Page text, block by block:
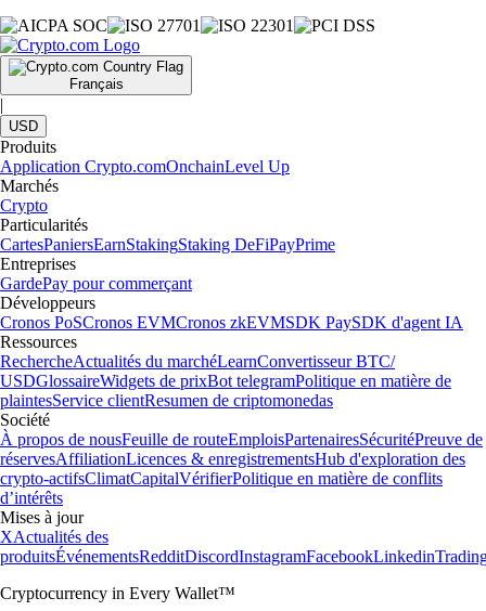
Français
|
USD
Produits
Application Crypto.comOnchainLevel Up
Marchés
Crypto
Particularités
CartesPaniersEarnStakingStaking DeFiPayPrime
Entreprises
GardePay pour commerçant
Développeurs
Cronos PoSCronos EVMCronos zkEVMSDK PaySDK d'agent IA
Ressources
RechercheActualités du marchéLearnConvertisseur BTC/
USDGlossaireWidgets de prixBot telegramPolitique en matière de
plaintesService clientResumen de criptomonedas
Société
À propos de nousFeuille de routeEmploisPartenairesSécuritéPreuve de
réservesAffiliationLicences & enregistrementsHub d'exploration des
crypto-actifsClimatCapitalVérifierPolitique en matière de conflits
d’intérêts
Mises à jour
XActualités des
produitsÉvénementsRedditDiscordInstagramFacebookLinkedin
Cryptocurrency in Every Wallet™